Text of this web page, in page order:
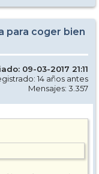
para coger bien
09-03-2017 21:11
14 años antes
Mensajes: 3.357